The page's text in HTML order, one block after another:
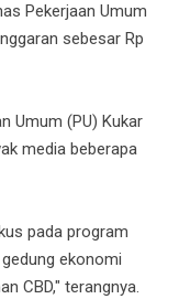
Pekerjaan Umum
sebesar Rp
Umum (PU) Kukar
media beberapa
pada program
ekonomi
CBD," terangnya.